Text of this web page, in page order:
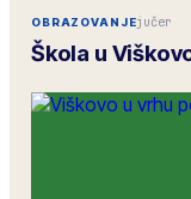
OBRAZOVANJEjučer
Škola u